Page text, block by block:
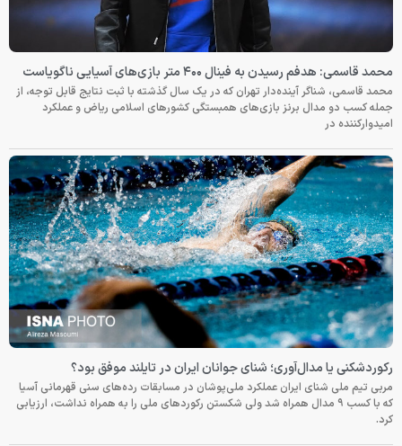
محمد قاسمی: هدفم رسیدن به فینال ۴۰۰ متر بازی‌های آسیایی ناگویاست
محمد قاسمی، شناگر آینده‌دار تهران که در یک سال گذشته با ثبت نتایج قابل توجه، از
جمله کسب دو مدال برنز بازی‌های همبستگی کشورهای اسلامی ریاض و عملکرد
امیدوارکننده در
رکوردشکنی یا مدال‌آوری؛ شنای جوانان ایران در تایلند موفق بود؟
مربی تیم ملی شنای ایران عملکرد ملی‌پوشان در مسابقات رده‌های سنی قهرمانی آسیا
که با کسب ۹ مدال همراه شد ولی شکستن رکوردهای ملی را به همراه نداشت، ارزیابی
کرد.